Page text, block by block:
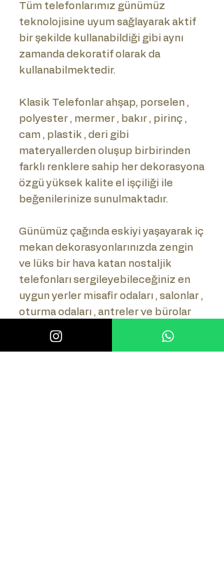
Tüm telefonlarımız günümüz
teknolojisine uyum sağlayarak aktif
bir şekilde kullanabildiği gibi aynı
zamanda dekoratif olarak da
kullanabilmektedir.
Klasik Telefonlar ahşap, porselen ,
polyester , mermer , bakır , pirinç ,
cam , plastik , deri gibi
materyallerden oluşup birbirinden
farklı renklere sahip her dekorasyona
özgü yüksek kalite el işçiliği ile
beğenilerinize sunulmaktadır.
Günümüz çağında eskiyi yaşayarak iç
mekan dekorasyonlarınızda zengin
ve lüks bir hava katan nostaljik
telefonları sergileyebileceğiniz en
uygun yerler misafir odaları , salonlar ,
oturma odaları , antreler ve bürolar
gibi alanlardır. Aynı şekilde antrede
giriş bölgesinde dekoratif dresuarlar